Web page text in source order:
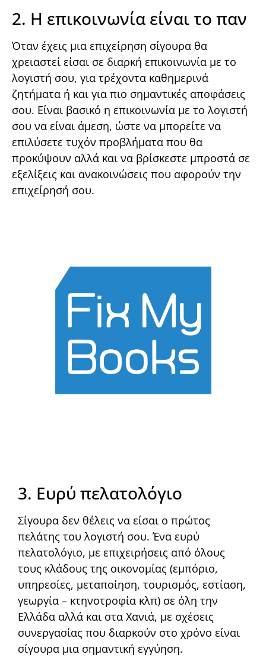
2. Η επικοινωνία είναι το παν
Όταν έχεις μια επιχείρηση σίγουρα θα
χρειαστεί είσαι σε διαρκή επικοινωνία με το
λογιστή σου, για τρέχοντα καθημερινά
ζητήματα ή και για πιο σημαντικές αποφάσεις
σου. Είναι βασικό η επικοινωνία με το λογιστή
σου να είναι άμεση, ώστε να μπορείτε να
επιλύσετε τυχόν προβλήματα που θα
προκύψουν αλλά και να βρίσκεστε μπροστά σε
εξελίξεις και ανακοινώσεις που αφορούν την
επιχείρησή σου.
3. Ευρύ πελατολόγιο
Σίγουρα δεν θέλεις να είσαι ο πρώτος
πελάτης του λογιστή σου. Ένα ευρύ
πελατολόγιο, με επιχειρήσεις από όλους
τους κλάδους της οικονομίας (εμπόριο,
υπηρεσίες, μεταποίηση, τουρισμός, εστίαση,
γεωργία – κτηνοτροφία κλπ) σε όλη την
Ελλάδα αλλά και στα Χανιά, με σχέσεις
συνεργασίας που διαρκούν στο χρόνο είναι
σίγουρα μια σημαντική εγγύηση.